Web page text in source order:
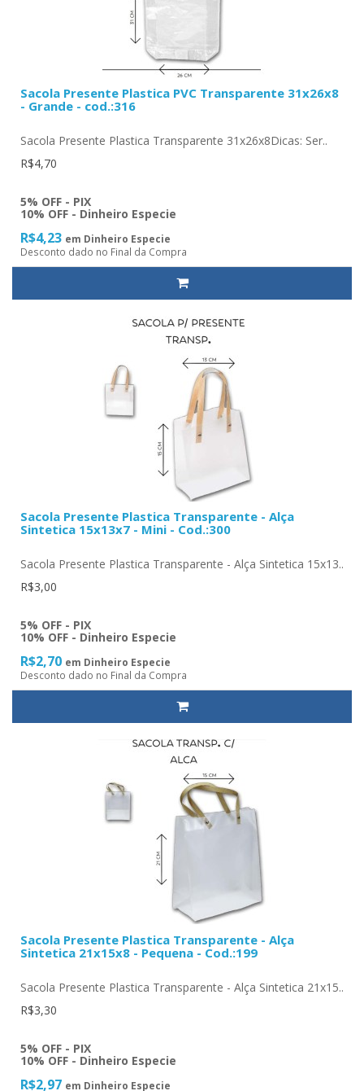
Sacola Presente Plastica PVC Transparente 31x26x8
- Grande - cod.:316
Sacola Presente Plastica Transparente 31x26x8Dicas: Ser..
R$4,70
5% OFF - PIX
10% OFF - Dinheiro Especie
R$4,23 em Dinheiro Especie
Desconto dado no Final da Compra
Sacola Presente Plastica Transparente - Alça
Sintetica 15x13x7 - Mini - Cod.:300
Sacola Presente Plastica Transparente - Alça Sintetica 15x13..
R$3,00
5% OFF - PIX
10% OFF - Dinheiro Especie
R$2,70 em Dinheiro Especie
Desconto dado no Final da Compra
Sacola Presente Plastica Transparente - Alça
Sintetica 21x15x8 - Pequena - Cod.:199
Sacola Presente Plastica Transparente - Alça Sintetica 21x15..
R$3,30
5% OFF - PIX
10% OFF - Dinheiro Especie
R$2,97 em Dinheiro Especie